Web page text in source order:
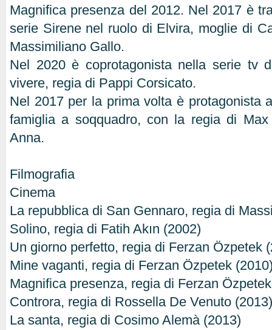
Magnifica presenza del 2012. Nel 2017 è
serie Sirene nel ruolo di Elvira, moglie di
Massimiliano Gallo.
Nel 2020 è coprotagonista nella serie tv
vivere, regia di Pappi Corsicato.
Nel 2017 per la prima volta è protagonista
famiglia a soqquadro, con la regia di
Anna.
Filmografia
Cinema
La repubblica di San Gennaro, regia di
Solino, regia di Fatih Akın (2002)
Un giorno perfetto, regia di Ferzan Özpetek
Mine vaganti, regia di Ferzan Özpetek
Magnifica presenza, regia di Ferzan
Controra, regia di Rossella De Venuto (2013)
La santa, regia di Cosimo Alemà (2013)